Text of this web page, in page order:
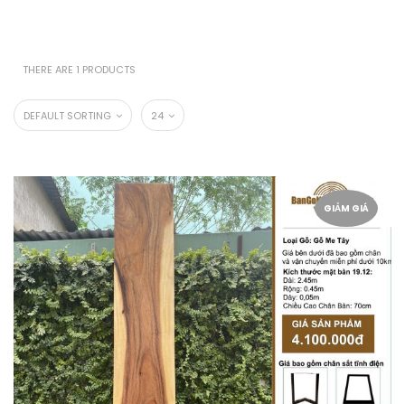
THERE ARE 1 PRODUCTS
DEFAULT SORTING 24
GIẢM GIÁ